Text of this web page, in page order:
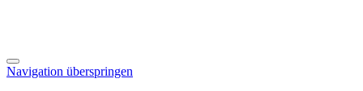
Navigation überspringen